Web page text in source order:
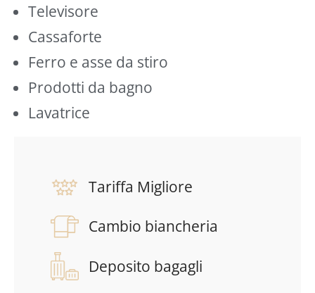
Televisore
Cassaforte
Ferro e asse da stiro
Prodotti da bagno
Lavatrice
Tariffa Migliore
Cambio biancheria
Deposito bagagli